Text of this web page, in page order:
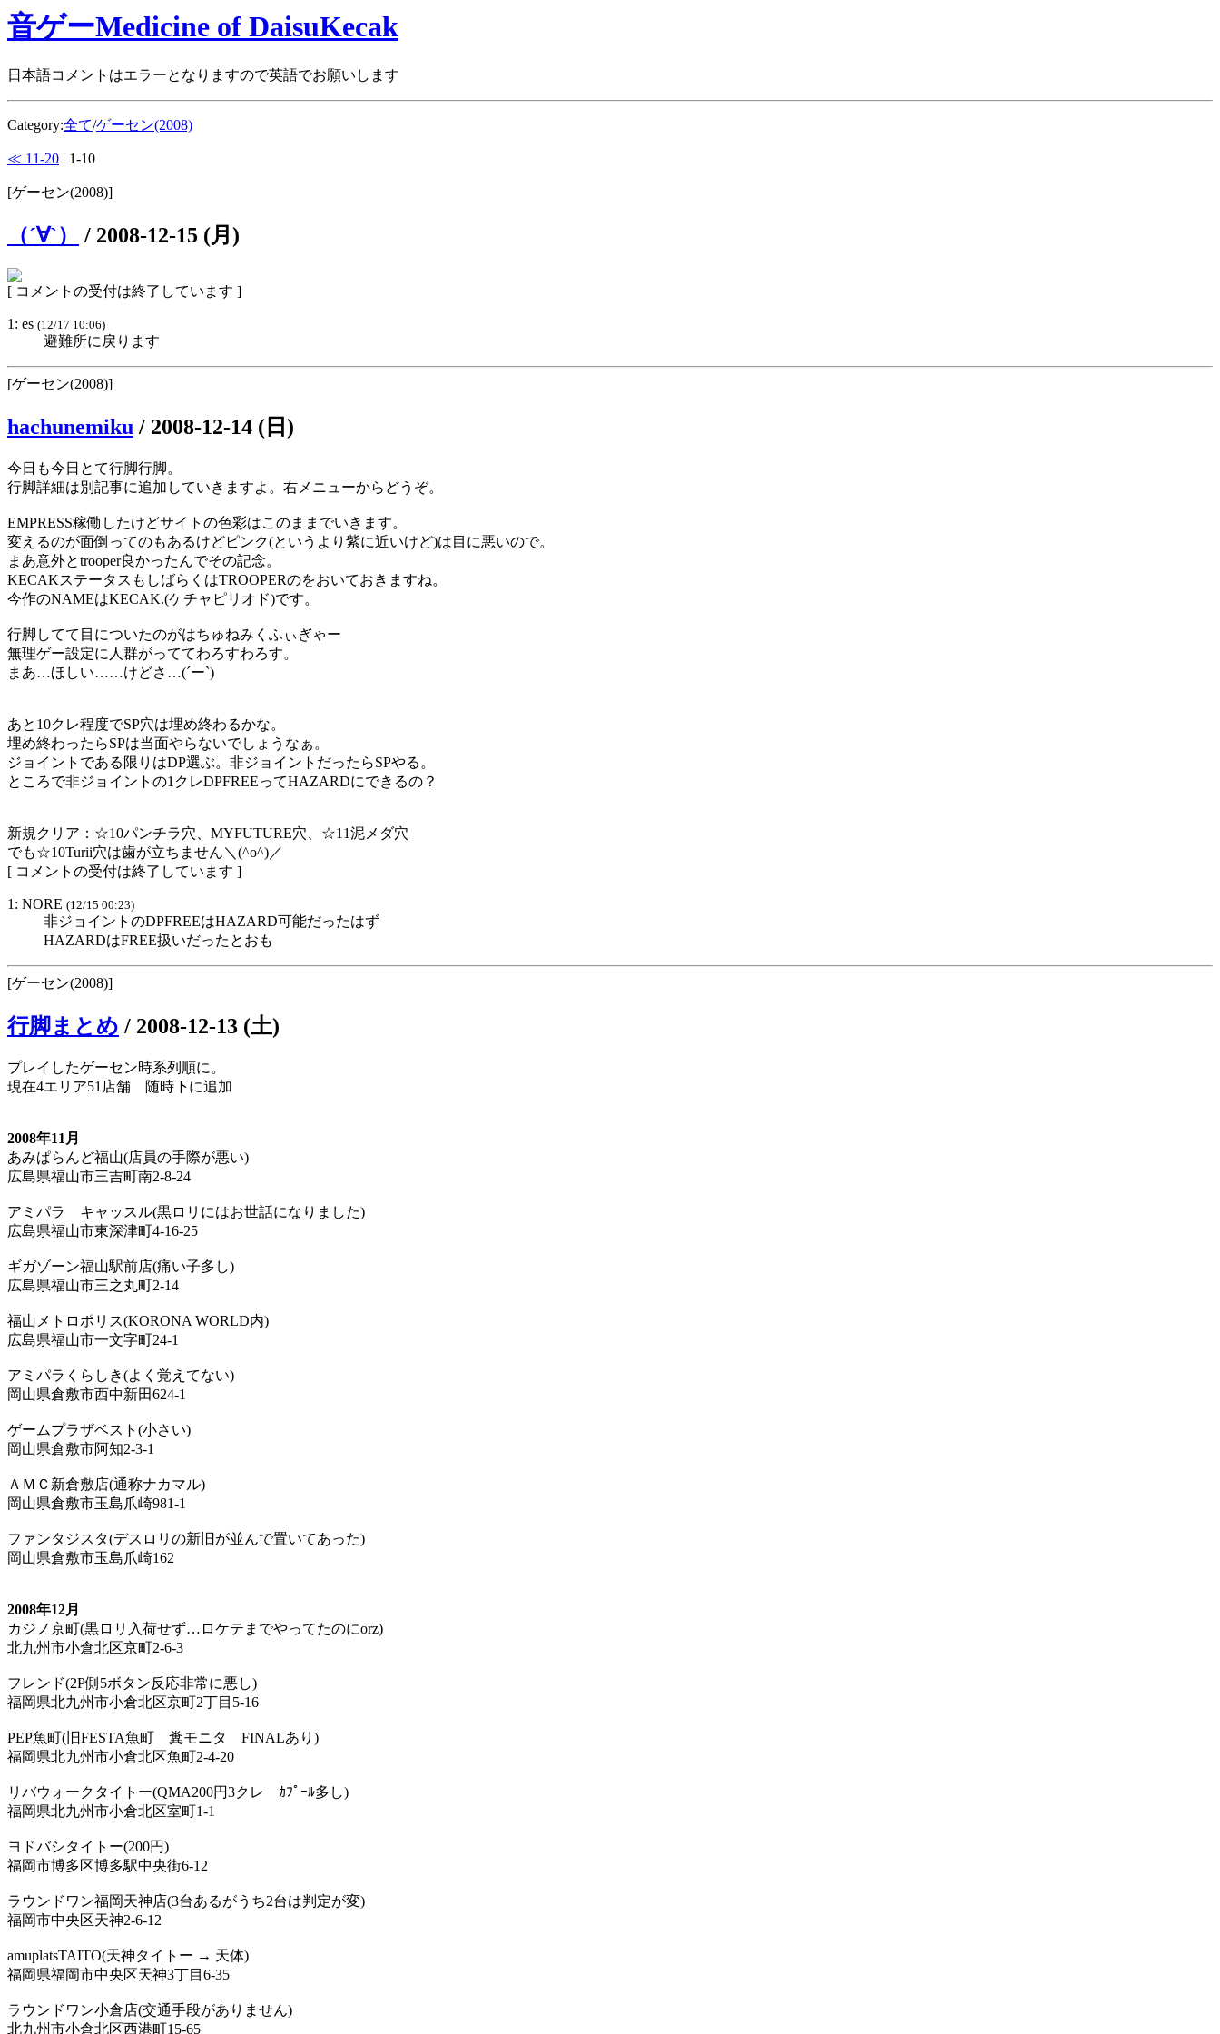
音ゲーMedicine of DaisuKecak
日本語コメントはエラーとなりますので英語でお願いします
Category:全て/ゲーセン(2008)
≪ 11-20 | 1-10
[ゲーセン(2008)]
（´∀`） / 2008-12-15 (月)
[ コメントの受付は終了しています ]
1: es (12/17 10:06)
避難所に戻ります
[ゲーセン(2008)]
hachunemiku / 2008-12-14 (日)
今日も今日とて行脚行脚。
行脚詳細は別記事に追加していきますよ。右メニューからどうぞ。
EMPRESS稼働したけどサイトの色彩はこのままでいきます。
変えるのが面倒ってのもあるけどピンク(というより紫に近いけど)は目に悪いので。
まあ意外とtrooper良かったんでその記念。
KECAKステータスもしばらくはTROOPERのをおいておきますね。
今作のNAMEはKECAK.(ケチャピリオド)です。
行脚してて目についたのがはちゅねみくふぃぎゃー
無理ゲー設定に人群がっててわろすわろす。
まあ…ほしい……けどさ…(´ー`)
あと10クレ程度でSP穴は埋め終わるかな。
埋め終わったらSPは当面やらないでしょうなぁ。
ジョイントである限りはDP選ぶ。非ジョイントだったらSPやる。
ところで非ジョイントの1クレDPFREEってHAZARDにできるの？
新規クリア：☆10パンチラ穴、MYFUTURE穴、☆11泥メダ穴
でも☆10Turii穴は歯が立ちません＼(^o^)／
[ コメントの受付は終了しています ]
1: NORE (12/15 00:23)
非ジョイントのDPFREEはHAZARD可能だったはず
HAZARDはFREE扱いだったとおも
[ゲーセン(2008)]
行脚まとめ / 2008-12-13 (土)
プレイしたゲーセン時系列順に。
現在4エリア51店舗 随時下に追加
2008年11月
あみぱらんど福山(店員の手際が悪い)
広島県福山市三吉町南2-8-24
アミパラ キャッスル(黒ロリにはお世話になりました)
広島県福山市東深津町4-16-25
ギガゾーン福山駅前店(痛い子多し)
広島県福山市三之丸町2-14
福山メトロポリス(KORONA WORLD内)
広島県福山市一文字町24-1
アミパラくらしき(よく覚えてない)
岡山県倉敷市西中新田624-1
ゲームプラザベスト(小さい)
岡山県倉敷市阿知2-3-1
ＡＭＣ新倉敷店(通称ナカマル)
岡山県倉敷市玉島爪崎981-1
ファンタジスタ(デスロリの新旧が並んで置いてあった)
岡山県倉敷市玉島爪崎162
2008年12月
カジノ京町(黒ロリ入荷せず…ロケテまでやってたのにorz)
北九州市小倉北区京町2-6-3
フレンド(2P側5ボタン反応非常に悪し)
福岡県北九州市小倉北区京町2丁目5-16
PEP魚町(旧FESTA魚町 糞モニタ FINALあり)
福岡県北九州市小倉北区魚町2-4-20
リバウォークタイトー(QMA200円3クレ ｶﾌﾟｰﾙ多し)
福岡県北九州市小倉北区室町1-1
ヨドバシタイトー(200円)
福岡市博多区博多駅中央街6-12
ラウンドワン福岡天神店(3台あるがうち2台は判定が変)
福岡市中央区天神2-6-12
amuplatsTAITO(天神タイトー → 天体)
福岡県福岡市中央区天神3丁目6-35
ラウンドワン小倉店(交通手段がありません)
北九州市小倉北区西港町15-65